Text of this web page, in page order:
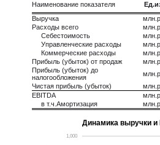
Наименование показателя
Выручка
Расходы всего
Себестоимость
Управленческие расходы
Коммерческие расходы
Прибыль (убыток) от продаж
Прибыль (убыток) до
налогообложения
Чистая прибыль (убыток)
EBITDA
в т.ч.Амортизация
Динамика выручки
1,000